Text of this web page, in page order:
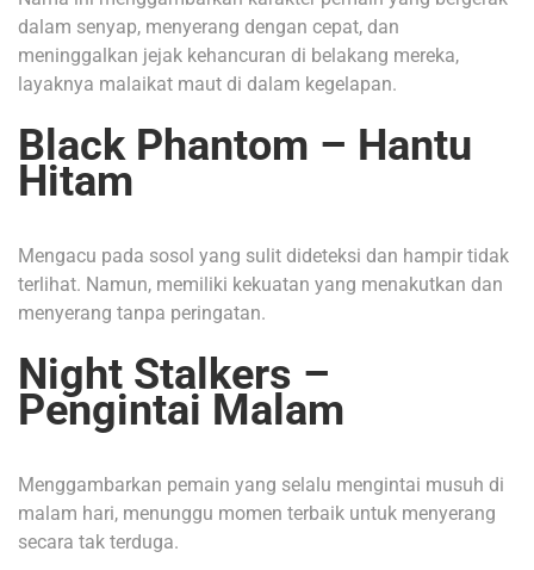
dalam senyap, menyerang dengan cepat, dan
meninggalkan jejak kehancuran di belakang mereka,
layaknya malaikat maut di dalam kegelapan.
Black Phantom – Hantu
Hitam
Mengacu pada sosol yang sulit dideteksi dan hampir tidak
terlihat. Namun, memiliki kekuatan yang menakutkan dan
menyerang tanpa peringatan.
Night Stalkers –
Pengintai Malam
Menggambarkan pemain yang selalu mengintai musuh di
malam hari, menunggu momen terbaik untuk menyerang
secara tak terduga.